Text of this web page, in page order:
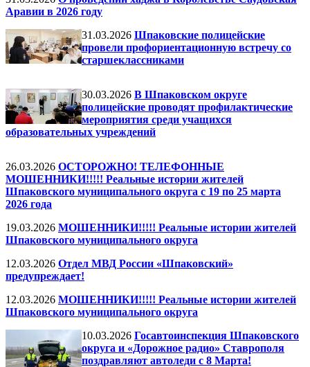
Аравии в 2026 году
31.03.2026 Шпаковские полицейские
провели профориентационную встречу со
старшеклассниками
30.03.2026 В Шпаковском округе
полицейские проводят профилактические
мероприятия среди учащихся
образовательных учреждений
26.03.2026 ОСТОРОЖНО! ТЕЛЕФОННЫЕ
МОШЕННИКИ!!!!! Реальные истории жителей
Шпаковского муниципального округа с 19 по 25 марта
2026 года
19.03.2026 МОШЕННИКИ!!!!! Реальные истории жителей
Шпаковского муниципального округа
12.03.2026 Отдел МВД России «Шпаковский»
предупреждает!
12.03.2026 МОШЕННИКИ!!!!! Реальные истории жителей
Шпаковского муниципального округа
10.03.2026 Госавтоинспекция Шпаковского
округа и «Дорожное радио» Ставрополя
поздравляют автоледи с 8 Марта!